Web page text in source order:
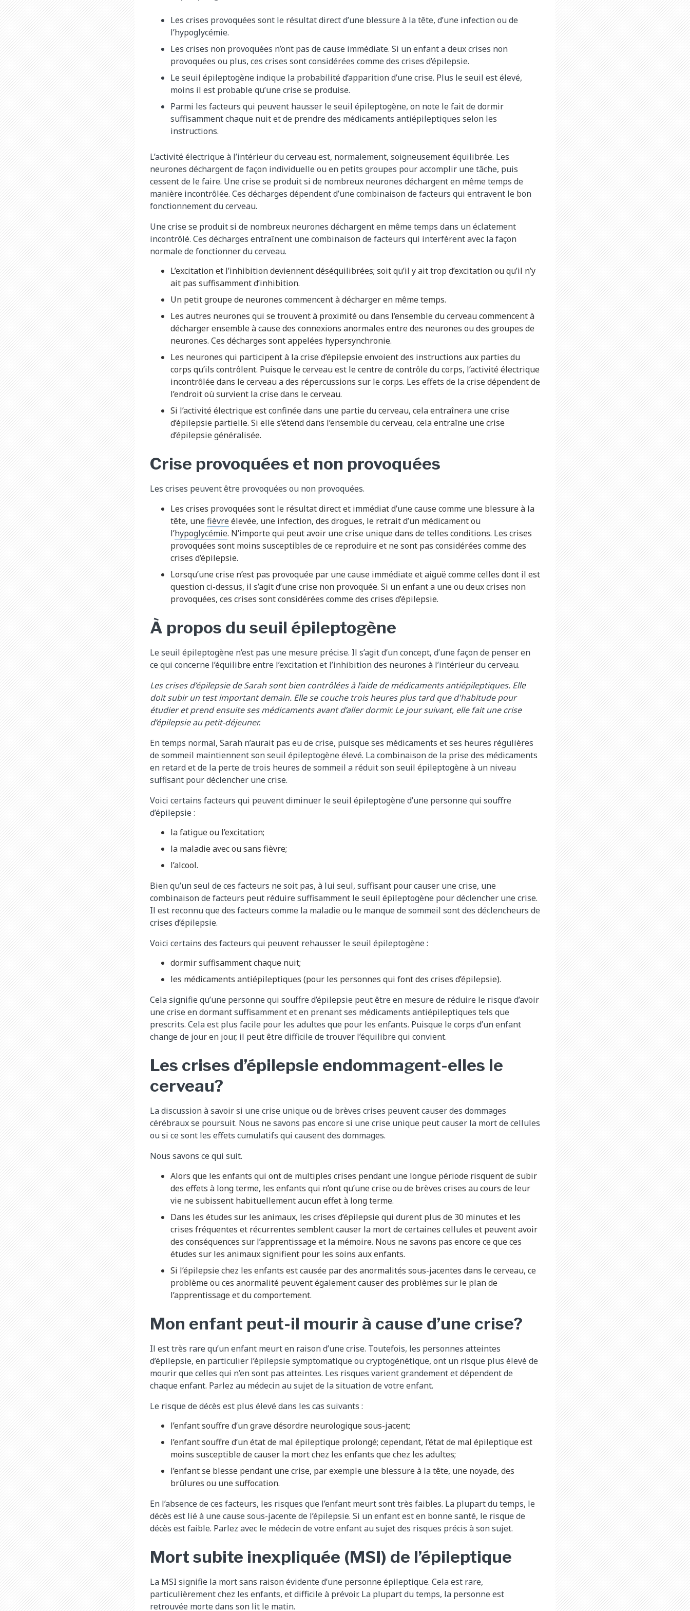
Les crises provoquées sont le résultat direct d’une blessure à la tête, d’une infection ou de
l’hypoglycémie.
Les crises non provoquées n’ont pas de cause immédiate. Si un enfant a deux crises non
provoquées ou plus, ces crises sont considérées comme des crises d’épilepsie.
Le seuil épileptogène indique la probabilité d’apparition d’une crise. Plus le seuil est élevé,
moins il est probable qu’une crise se produise.
Parmi les facteurs qui peuvent hausser le seuil épileptogène, on note le fait de dormir
suffisamment chaque nuit et de prendre des médicaments antiépileptiques selon les
instructions.
L’activité électrique à l’intérieur du cerveau est, normalement, soigneusement équilibrée. Les
neurones déchargent de façon individuelle ou en petits groupes pour accomplir une tâche, puis
cessent de le faire. Une crise se produit si de nombreux neurones déchargent en même temps de
manière incontrôlée. Ces décharges dépendent d’une combinaison de facteurs qui entravent le bon
fonctionnement du cerveau.
Une crise se produit si de nombreux neurones déchargent en même temps dans un éclatement
incontrôlé. Ces décharges entraînent une combinaison de facteurs qui interfèrent avec la façon
normale de fonctionner du cerveau.
L’excitation et l’inhibition deviennent déséquilibrées; soit qu’il y ait trop d’excitation ou qu’il n’y
ait pas suffisamment d’inhibition.
Un petit groupe de neurones commencent à décharger en même temps.
Les autres neurones qui se trouvent à proximité ou dans l’ensemble du cerveau commencent à
décharger ensemble à cause des connexions anormales entre des neurones ou des groupes de
neurones. Ces décharges sont appelées hypersynchronie.
Les neurones qui participent à la crise d’épilepsie envoient des instructions aux parties du
corps qu’ils contrôlent. Puisque le cerveau est le centre de contrôle du corps, l’activité électrique
incontrôlée dans le cerveau a des répercussions sur le corps. Les effets de la crise dépendent de
l’endroit où survient la crise dans le cerveau.
Si l’activité électrique est confinée dans une partie du cerveau, cela entraînera une crise
d’épilepsie partielle. Si elle s’étend dans l’ensemble du cerveau, cela entraîne une crise
d’épilepsie généralisée.
Crise provoquées et non provoquées
Les crises peuvent être provoquées ou non provoquées.
Les crises provoquées sont le résultat direct et immédiat d’une cause comme une blessure à la
tête, unefièvreélevée, une infection, des drogues, le retrait d’un médicament ou
l’hypoglycémie. N’importe qui peut avoir une crise unique dans de telles conditions. Les crises
provoquées sont moins susceptibles de ce reproduire et ne sont pas considérées comme des
crises d’épilepsie.
Lorsqu’une crise n’est pas provoquée par une cause immédiate et aiguë comme celles dont il est
question ci-dessus, il s’agit d’une crise non provoquée. Si un enfant a une ou deux crises non
provoquées, ces crises sont considérées comme des crises d’épilepsie.
À propos du seuil épileptogène
Le seuil épileptogène n’est pas une mesure précise. Il s’agit d’un concept, d’une façon de penser en
ce qui concerne l’équilibre entre l’excitation et l’inhibition des neurones à l’intérieur du cerveau.
Les crises d’épilepsie de Sarah sont bien contrôlées à l’aide de médicaments antiépileptiques. Elle
doit subir un test important demain. Elle se couche trois heures plus tard que d'habitude pour
étudier et prend ensuite ses médicaments avant d’aller dormir. Le jour suivant, elle fait une crise
d’épilepsie au petit-déjeuner.
En temps normal, Sarah n’aurait pas eu de crise, puisque ses médicaments et ses heures régulières
de sommeil maintiennent son seuil épileptogène élevé. La combinaison de la prise des médicaments
en retard et de la perte de trois heures de sommeil a réduit son seuil épileptogène à un niveau
suffisant pour déclencher une crise.
Voici certains facteurs qui peuvent diminuer le seuil épileptogène d’une personne qui souffre
d’épilepsie :
la fatigue ou l’excitation;
la maladie avec ou sans fièvre;
l’alcool.
Bien qu’un seul de ces facteurs ne soit pas, à lui seul, suffisant pour causer une crise, une
combinaison de facteurs peut réduire suffisamment le seuil épileptogène pour déclencher une crise.
Il est reconnu que des facteurs comme la maladie ou le manque de sommeil sont des déclencheurs de
crises d’épilepsie.
Voici certains des facteurs qui peuvent rehausser le seuil épileptogène :
dormir suffisamment chaque nuit;
les médicaments antiépileptiques (pour les personnes qui font des crises d’épilepsie).
Cela signifie qu’une personne qui souffre d’épilepsie peut être en mesure de réduire le risque d’avoir
une crise en dormant suffisamment et en prenant ses médicaments antiépileptiques tels que
prescrits. Cela est plus facile pour les adultes que pour les enfants. Puisque le corps d’un enfant
change de jour en jour, il peut être difficile de trouver l’équilibre qui convient.​
Les crises d’épilepsie endommagent-elles le
cerveau?
La discussion à savoir si une crise unique ou de brèves crises peuvent causer des dommages
cérébraux se poursuit. Nous ne savons pas encore si une crise unique peut causer la mort de cellules
ou si ce sont les effets cumulatifs qui causent des dommages.
Nous savons ce qui suit.
Alors que les enfants qui ont de multiples crises pendant une longue période risquent de subir
des effets à long terme, les enfants qui n’ont qu’une crise ou de brèves crises au cours de leur
vie ne subissent habituellement aucun effet à long terme.
Dans les études sur les animaux, les crises d’épilepsie qui durent plus de 30 minutes et les
crises fréquentes et récurrentes semblent causer la mort de certaines cellules et peuvent avoir
des conséquences sur l’apprentissage et la mémoire. Nous ne savons pas encore ce que ces
études sur les animaux signifient pour les soins aux enfants.
Si l’épilepsie chez les enfants est causée par des anormalités sous-jacentes dans le cerveau, ce
problème ou ces anormalité peuvent également causer des problèmes sur le plan de
l’apprentissage et du comportement.
Mon enfant peut-il mourir à cause d’une crise?
Il est très rare qu’un enfant meurt en raison d’une crise. Toutefois, les personnes atteintes
d’épilepsie, en particulier l’épilepsie symptomatique ou cryptogénétique, ont un risque plus élevé de
mourir que celles qui n’en sont pas atteintes. Les risques varient grandement et dépendent de
chaque enfant. Parlez au médecin au sujet de la situation de votre enfant.
Le risque de décès est plus élevé dans les cas suivants :
l’enfant souffre d’un grave désordre neurologique sous-jacent;
l’enfant souffre d’un état de mal épileptique prolongé; cependant, l’état de mal épileptique est
moins susceptible de causer la mort chez les enfants que chez les adultes;
l’enfant se blesse pendant une crise, par exemple une blessure à la tête, une noyade, des
brûlures ou une suffocation.
En l’absence de ces facteurs, les risques que l’enfant meurt sont très faibles. La plupart du temps, le
décès est lié à une cause sous-jacente de l’épilepsie. Si un enfant est en bonne santé, le risque de
décès est faible. Parlez avec le médecin de votre enfant au sujet des risques précis à son sujet.
Mort subite inexpliquée (MSI) de l’épileptique
La MSI signifie la mort sans raison évidente d’une personne épileptique. Cela est rare,
particulièrement chez les enfants, et difficile à prévoir. La plupart du temps, la personne est
retrouvée morte dans son lit le matin.